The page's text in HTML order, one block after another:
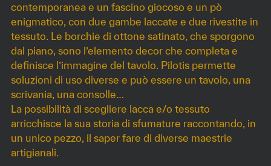
contemporanea e un fascino giocoso e un pò
enigmatico, con due gambe laccate e due rivestite in
tessuto. Le borchie di ottone satinato, che sporgono
dal piano, sono l’elemento decor che completa e
definisce l’immagine del tavolo. Pilotis permette
soluzioni di uso diverse e può essere un tavolo, una
scrivania, una consolle…
La possibilità di scegliere lacca e/o tessuto
arricchisce la sua storia di sfumature raccontando, in
un unico pezzo, il saper fare di diverse maestrie
artigianali.